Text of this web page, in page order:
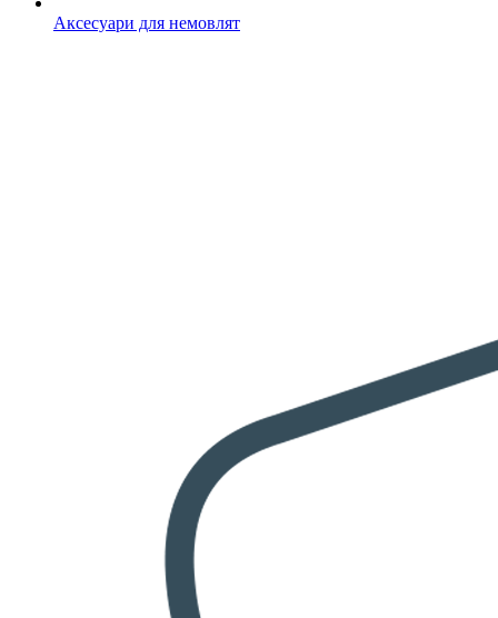
Аксесуари для немовлят